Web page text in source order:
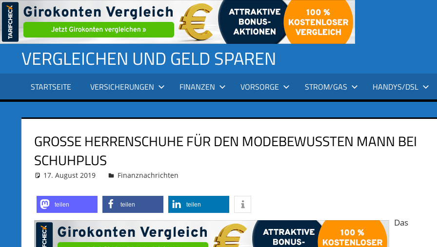
VERGLEICHEN UND GELD SPAREN
STARTSEITE VERSICHERUNGEN FINANZEN VORSORGE STROM/GAS HANDYS/DSL
GROSSE HERRENSCHUHE FÜR DEN MODEBEWUSSTEN MANN BEI
SCHUHPLUS
17. August 2019 adminus
Finanznachrichten
teilen teilen teilen
Das